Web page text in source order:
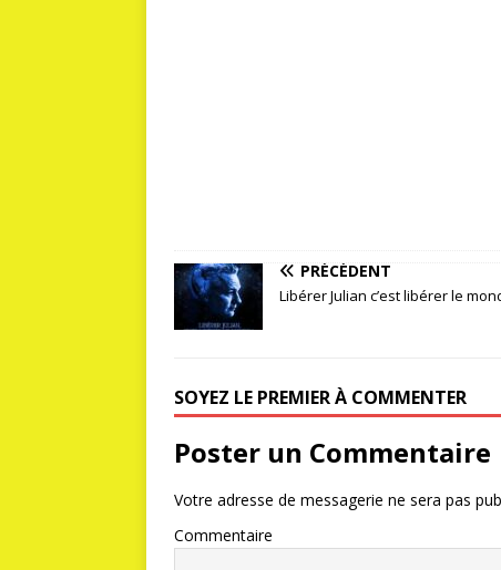
PRÉCÉDENT
Libérer Julian c’est libérer le
SOYEZ LE PREMIER À COMMENTER
Poster un Commentaire
Votre adresse de messagerie ne sera pas
Commentaire